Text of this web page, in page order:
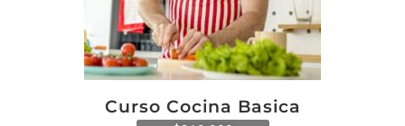
Curso Cocina Basica